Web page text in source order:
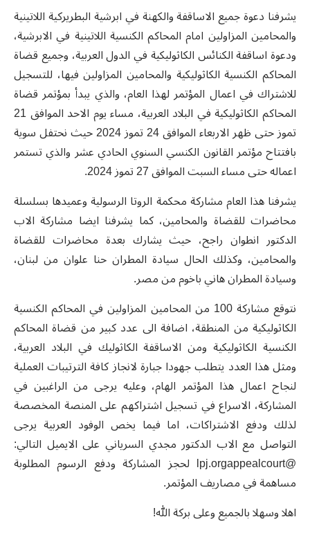
يشرفنا دعوة جميع الاساقفة والكهنة في ابرشية البطريركية اللاتينية
والمحامين المزاولين امام المحاكم الكنسية اللاتينية في الابرشية،
ودعوة اساقفة الكنائس الكاثوليكية في الدول العربية، وجميع قضاة
المحاكم الكنسية الكاثوليكية والمحامين المزاولين فيها، للتسجيل
للاشتراك في اعمال المؤتمر لهذا العام، والذي يبدأ بمؤتمر قضاة
المحاكم الكاثوليكية في البلاد العربية، مساء يوم الاحد الموافق 21
تموز حتى ظهر الاربعاء الموافق 24 تموز 2024 حيث نحتفل سوية
بافتتاح مؤتمر القانون الكنسي السنوي الحادي عشر والذي تستمر
اعماله حتى مساء السبت الموافق 27 تموز 2024.
يشرفنا هذا العام مشاركة محكمة الروتا الرسولية وعميدها بسلسلة
محاضرات للقضاة والمحامين، كما يشرفنا ايضا مشاركة الاب
الدكتور انطوان راجح، حيث يشارك بعدة محاضرات للقضاة
والمحامين، وكذلك الحال سيادة المطران حنا علوان من لبنان،
وسيادة المطران هاني باخوم من مصر.
نتوقع مشاركة 100 من المحامين المزاولين في المحاكم الكنسية
الكاثوليكية من المنطقة، اضافة الى عدد كبير من قضاة المحاكم
الكنسية الكاثوليكية ومن الاساقفة الكاثوليك في البلاد العربية،
ومثل هذا العدد يتطلب جهودا جبارة لانجاز كافة الترتيبات العملية
لنجاح اعمال هذا المؤتمر الهام، وعليه يرجى من الراغبين في
المشاركة، الاسراع في تسجيل اشتراكهم على المنصة المخصصة
لذلك ودفع الاشتراكات، اما فيما يخص الوفود العربية يرجى
التواصل مع الاب الدكتور مجدي السرياني على الايميل التالي:
@lpj.orgappealcourt لحجز المشاركة ودفع الرسوم المطلوبة
مساهمة في مصاريف المؤتمر.
اهلا وسهلا بالجميع وعلى بركة الله!